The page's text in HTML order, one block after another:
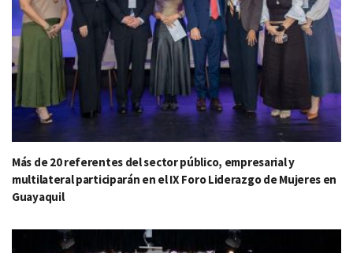
Más de 20 referentes del sector público, empresarial y
multilateral participarán en el IX Foro Liderazgo de Mujeres en
Guayaquil